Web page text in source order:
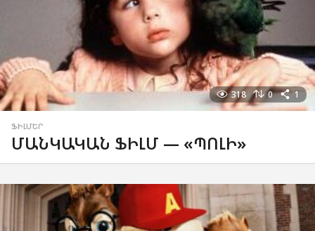
318 0 1
ՖԻԼՄԵՐ
ՄԱՆԿԱԿԱՆ ՖԻԼՄ — «ՊՈԼԻ»